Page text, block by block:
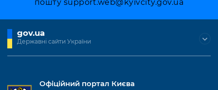
Підприємства, установи, організації
Річні звіти
Безбар'єрність
Безбар'єрність
Портал послуг
Уряд» – місцевий рівень»
Про відкриті дані
Портал даних Києва
пошту support.web@kyivcity.gov.ua
gov.ua
Державні сайти України
Офіційний портал Києва